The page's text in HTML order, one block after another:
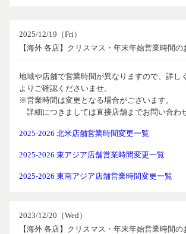
2025/12/19（Fri）
【海外 各店】クリスマス・年末年始営業時間の
地域や店舗で営業時間が異なりますので、詳し
よりご確認くださいませ。
※営業時間は変更となる場合がございます。
詳細につきましては直接店舗までお問い合わ
2025-2026 北米店舗営業時間変更一覧
2025-2026 東アジア店舗営業時間変更一覧
2025-2026 東南アジア店舗営業時間変更一覧
2023/12/20（Wed）
【海外 各店】クリスマス・年末年始営業時間の